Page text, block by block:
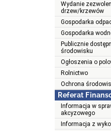
Wydanie
drzew/krzewów
Gospodarka
Gospodarka
Publicznie
środowisku
Ogłoszenia o
Rolnictwo
Ochrona
Referat
Informacja w
akcyzowego
Informacja z